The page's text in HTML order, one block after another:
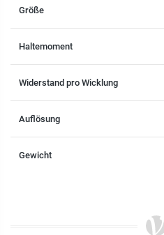
Größe
Haltemoment
Widerstand pro Wicklung
Auflösung
Gewicht